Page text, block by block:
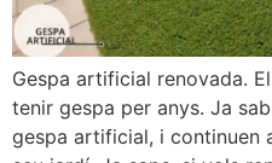
Gespa artificial renovada.
tenir gespa per anys. Ja
gespa artificial, i continuen